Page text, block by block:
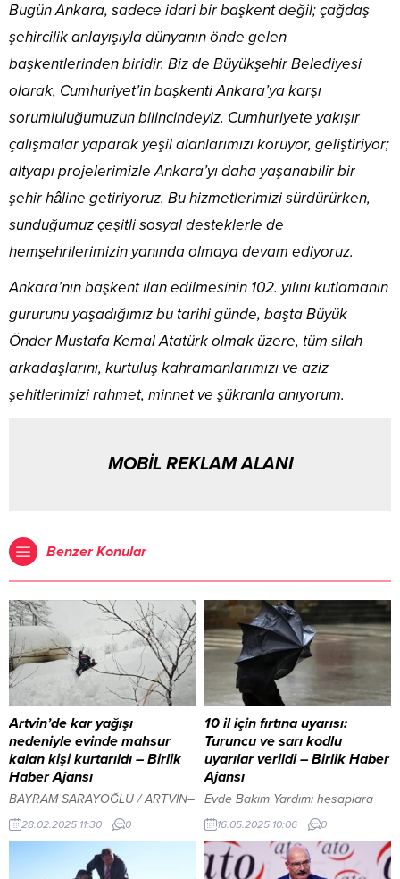
Bugün Ankara, sadece idari bir başkent değil; çağdaş
şehircilik anlayışıyla dünyanın önde gelen
başkentlerinden biridir. Biz de Büyükşehir Belediyesi
olarak, Cumhuriyet’in başkenti Ankara’ya karşı
sorumluluğumuzun bilincindeyiz. Cumhuriyete yakışır
çalışmalar yaparak yeşil alanlarımızı koruyor, geliştiriyor;
altyapı projelerimizle Ankara’yı daha yaşanabilir bir
şehir hâline getiriyoruz. Bu hizmetlerimizi sürdürürken,
sunduğumuz çeşitli sosyal desteklerle de
hemşehrilerimizin yanında olmaya devam ediyoruz.
Ankara’nın başkent ilan edilmesinin 102. yılını kutlamanın
gururunu yaşadığımız bu tarihi günde, başta Büyük
Önder Mustafa Kemal Atatürk olmak üzere, tüm silah
arkadaşlarını, kurtuluş kahramanlarımızı ve aziz
şehitlerimizi rahmet, minnet ve şükranla anıyorum.
MOBİL REKLAM ALANI
Benzer Konular
Artvin’de kar yağışı
nedeniyle evinde mahsur
kalan kişi kurtarıldı – Birlik
Haber Ajansı
BAYRAM SARAYOĞLU / ARTVİN–
BHA Artvin’de kar nedeniyle
evinde mahsur kalan yaşlı
vatandaşı jandarma, özel idare
ekipleri ile köylüler kurtardı. Hopa
28.02.2025 11:30 0
10 il için fırtına uyarısı:
Turuncu ve sarı kodlu
uyarılar verildi – Birlik Haber
Ajansı
Evde Bakım Yardımı hesaplara
yatırıldı ANKARA-BHA Meteoroloji
Genel Müdürlüğü tarafından
yapılan tahmine göre, Güney
Ege’de öğle saatlerinden
16.05.2025 10:06 0